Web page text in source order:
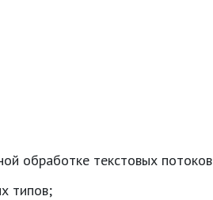
обработке текстовых потоков
типов;